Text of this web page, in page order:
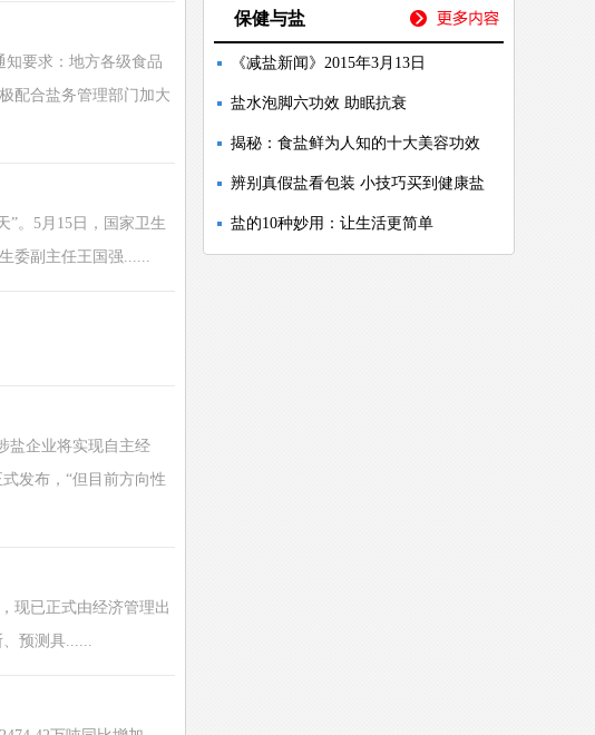
知要求：地方各级食品
配合盐务管理部门加大
”。5月15日，国家卫生
委副主任王国强......
盐企业将实现自主经
发布，“但目前方向性
现已正式由经济管理出
预测具......
保健与盐
《减盐新闻》2015年3月13日
盐水泡脚六功效 助眠抗衰
揭秘：食盐鲜为人知的十大美容功效
辨别真假盐看包装 小技巧买到健康盐
盐的10种妙用：让生活更简单